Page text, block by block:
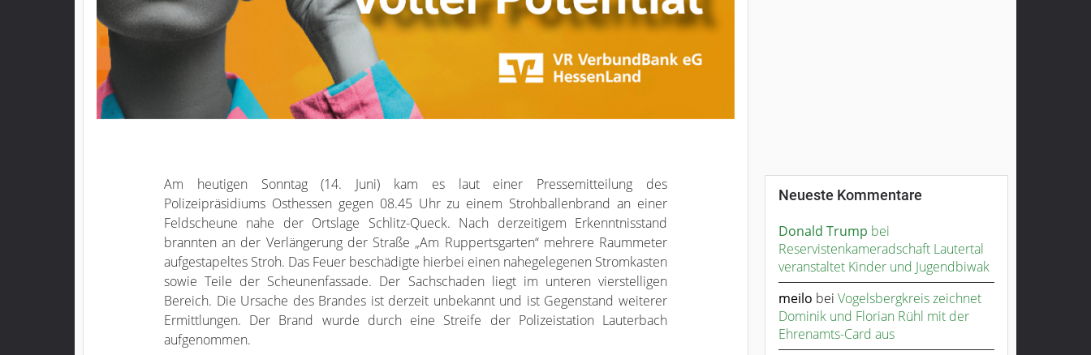
Am heutigen Sonntag (14. Juni) kam es laut einer Pressemitteilung des
Polizeipräsidiums Osthessen gegen 08.45 Uhr zu einem Strohballenbrand an einer
Feldscheune nahe der Ortslage Schlitz-Queck. Nach derzeitigem Erkenntnisstand
brannten an der Verlängerung der Straße „Am Ruppertsgarten“ mehrere Raummeter
aufgestapeltes Stroh. Das Feuer beschädigte hierbei einen nahegelegenen Stromkasten
sowie Teile der Scheunenfassade. Der Sachschaden liegt im unteren vierstelligen
Bereich. Die Ursache des Brandes ist derzeit unbekannt und ist Gegenstand weiterer
Ermittlungen. Der Brand wurde durch eine Streife der Polizeistation Lauterbach
aufgenommen.
Neueste Kommentare
Donald Trump bei
Reservistenkameradschaft Lautertal
veranstaltet Kinder und Jugendbiwak
meilo bei Vogelsbergkreis zeichnet
Dominik und Florian Rühl mit der
Ehrenamts-Card aus